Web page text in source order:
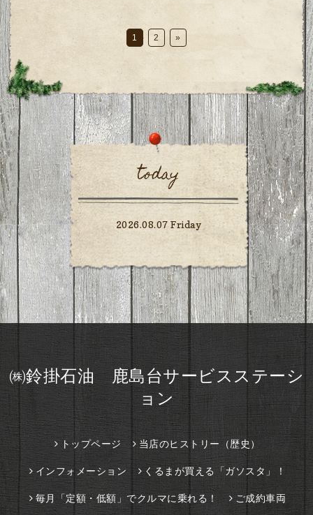
1 2 »
today
2026.08.07 Friday
㈱鈴掛石油 鹿島台サービスステーシ
ョン
トップページ 当店のヒストリー（歴史）
インフォメーション くるまが買える「ガソスタ」！
毎月「定額・低額」でクルマに乗れる！ ご成約車両